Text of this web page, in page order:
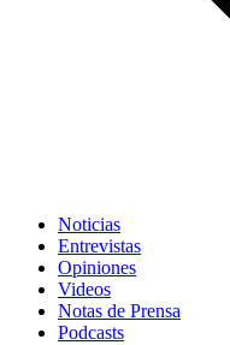
Noticias
Entrevistas
Opiniones
Videos
Notas de Prensa
Podcasts